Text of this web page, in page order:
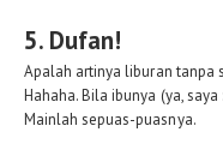
5. Dufan!
Apalah artinya liburan tanpa
Hahaha. Bila ibunya (ya,
Mainlah sepuas-puasnya.